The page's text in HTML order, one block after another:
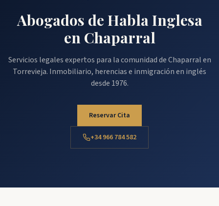
Abogados de Habla Inglesa
en Chaparral
Servicios legales expertos para la comunidad de Chaparral en
Torrevieja. Inmobiliario, herencias e inmigración en inglés
desde 1976.
Reservar Cita
+34 966 784 582